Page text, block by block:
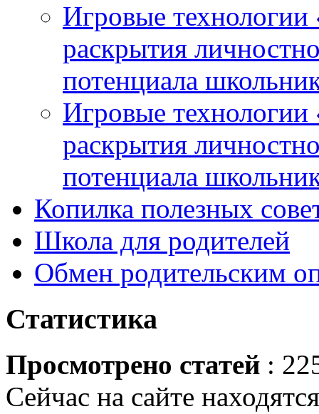
Игровые технологии
раскрытия
потенциала
Игровые технологии
раскрытия
потенциала
Копилка полезных
Школа для родителей
Обмен родительским
Статистика
Просмотрено статей :
Сейчас на сайте